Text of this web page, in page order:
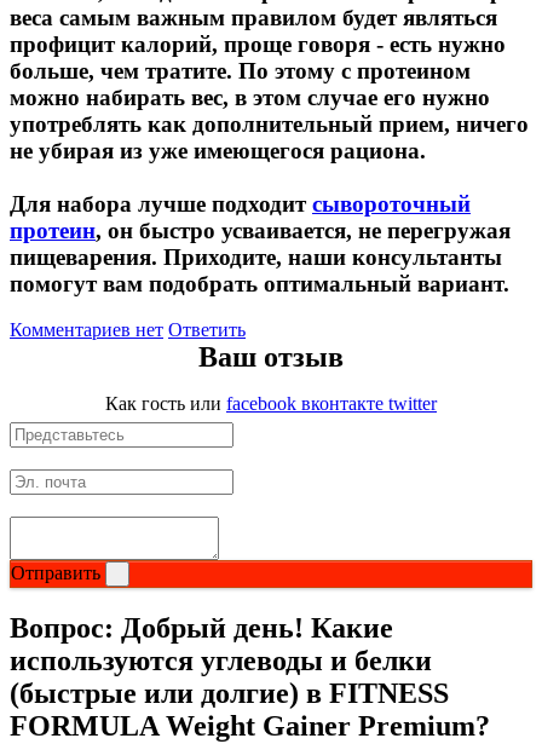
НАЗАД
Ремни и перчатки
Шейкеры и бутылки
Прочее
Подарочные сертификаты
Фитнес резинки
Полезные продукты
НАЗАД
Соусы и Топпинги
Распродажа!
Распродажа NOW
веса самым важным правилом будет являться
профицит калорий, проще говоря - есть нужно
больше, чем тратите. По этому с протеином
можно набирать вес, в этом случае его нужно
употреблять как дополнительный прием, ничего
не убирая из уже имеющегося рациона.
Для набора лучше подходитсывороточный
протеин, он быстро усваивается, не перегружая
пищеварения. Приходите, наши консультанты
помогут вам подобрать оптимальный вариант.
Комментариев нет Ответить
Ваш отзыв
Как гость или facebook вконтакте twitter
Отправить
Вопрос: Добрый день! Какие
используются углеводы и белки
(быстрые или долгие) в FITNESS
FORMULA Weight Gainer Premium?